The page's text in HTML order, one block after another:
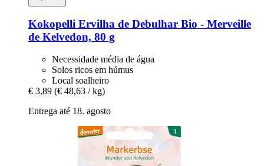
Kokopelli Ervilha de Debulhar Bio -​ Merveille
de Kelvedon, 80 g
Necessidade média de água
Solos ricos em húmus
Local soalheiro
€ 3,89 (€ 48,63 / kg)
Entrega até 18. agosto